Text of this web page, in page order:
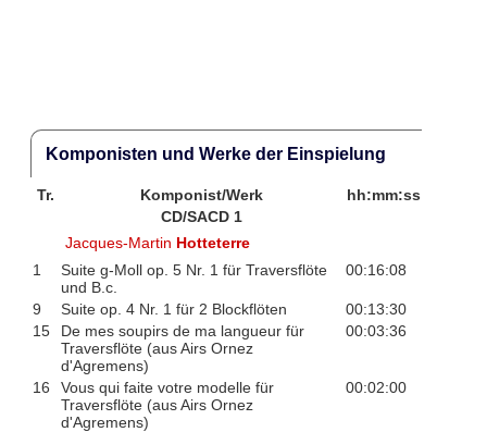
Komponisten und Werke der Einspielung
Tr. Komponist/Werk
hh:mm:ss
CD/SACD 1
Jacques-Martin Hotteterre
1
Suite g-Moll op. 5 Nr. 1 für Traversflöte
und B.c.
00:16:08
9 Suite op. 4 Nr. 1 für 2 Blockflöten
00:13:30
15
De mes soupirs de ma langueur für
Traversflöte (aus Airs Ornez
d'Agremens)
00:03:36
16
Vous qui faite votre modelle für
Traversflöte (aus Airs Ornez
d'Agremens)
00:02:00